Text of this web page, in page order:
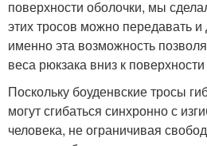
поверхности оболочки, мы
этих тросов можно передавать
именно эта возможность
веса рюкзака вниз к
Поскольку боуденвские тросы
могут сгибаться синхронно с
человека, не ограничивая